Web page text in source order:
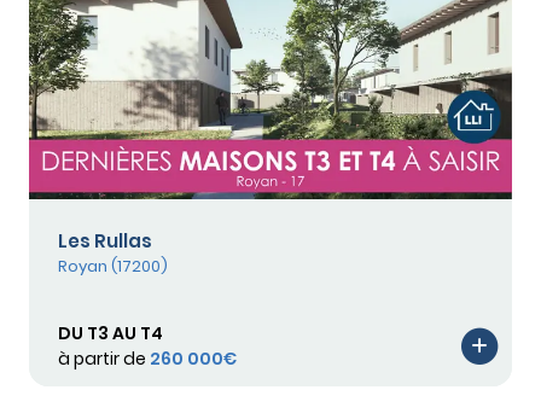
Les Rullas
Royan (17200)
DU T3 AU T4
à partir de 260 000€